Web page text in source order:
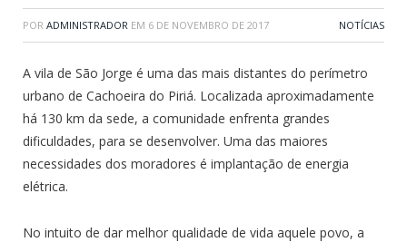
POR ADMINISTRADOR EM 6 DE NOVEMBRO DE 2017 NOTÍCIAS
A vila de São Jorge é uma das mais distantes do perímetro
urbano de Cachoeira do Piriá. Localizada aproximadamente
há 130 km da sede, a comunidade enfrenta grandes
dificuldades, para se desenvolver. Uma das maiores
necessidades dos moradores é implantação de energia
elétrica.
No intuito de dar melhor qualidade de vida aquele povo, a